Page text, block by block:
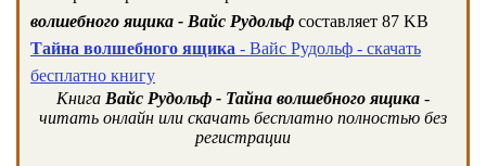
волшебного ящика - Вайс Рудольф составляет 87 KB
Тайна волшебного ящика - Вайс Рудольф - скачать
бесплатно книгу
Книга Вайс Рудольф - Тайна волшебного ящика -
читать онлайн или скачать бесплатно полностью без
регистрации